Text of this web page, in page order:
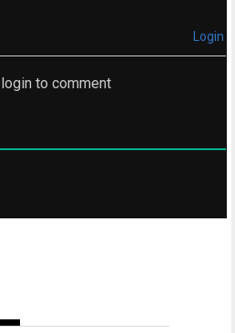
Login
to comment